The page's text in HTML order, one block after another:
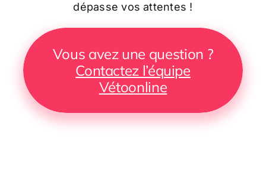
dépasse vos attentes !
Vous avez une question ?
Contactez l’équipe
Vétoonline